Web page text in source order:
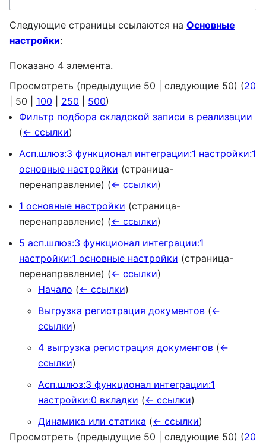
Следующие страницы ссылаются на Основные
настройки:
Показано 4 элемента.
Просмотреть (предыдущие 50 следующие 50) (20
50 100 250 500)
Фильтр подбора складской записи в реализации
(← ссылки)
Асп.шлюз:3 функционал интеграции:1 настройки:1
основные настройки (страница-
перенаправление) (← ссылки)
1 основные настройки (страница-
перенаправление) (← ссылки)
5 асп.шлюз:3 функционал интеграции:1
настройки:1 основные настройки (страница-
перенаправление) (← ссылки)
Начало (← ссылки)
Выгрузка регистрация документов (←
ссылки)
4 выгрузка регистрация документов (←
ссылки)
Асп.шлюз:3 функционал интеграции:1
настройки:0 вкладки (← ссылки)
Динамика или статика (← ссылки)
Просмотреть (предыдущие 50 следующие 50) (20